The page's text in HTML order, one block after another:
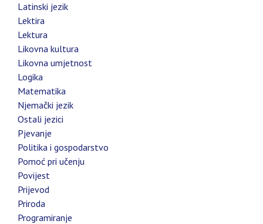
Latinski jezik
Lektira
Lektura
Likovna kultura
Likovna umjetnost
Logika
Matematika
Njemački jezik
Ostali jezici
Pjevanje
Politika i gospodarstvo
Pomoć pri učenju
Povijest
Prijevod
Priroda
Programiranje